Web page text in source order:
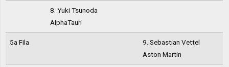
8. Yuki Tsunoda
AlphaTauri
5a Fila
9. Sebastian Vettel
Aston Martin